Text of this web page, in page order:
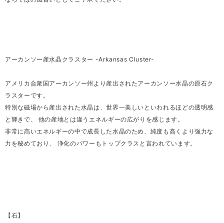
アーカンソー産水晶クラスター -Arkansas Cluster-
アメリカ合衆国アーカンソー州より産出されたアーカンソー水晶の原石ク
ラスターです。
特別な磁場から産出された水晶は、世界一美しいといわれるほどの透明感
と輝きで、 他の産地とは違うエネルギーの広がりを感じます。
非常に高いエネルギーの中で成長した水晶のため、純度も高くより強力な
力を秘めており、 浄化のパワーもトップクラスと言われています。
【石】